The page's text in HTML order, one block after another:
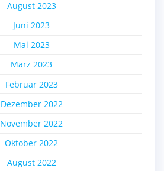
August 2023
Juni 2023
Mai 2023
März 2023
Februar 2023
Dezember 2022
November 2022
Oktober 2022
August 2022